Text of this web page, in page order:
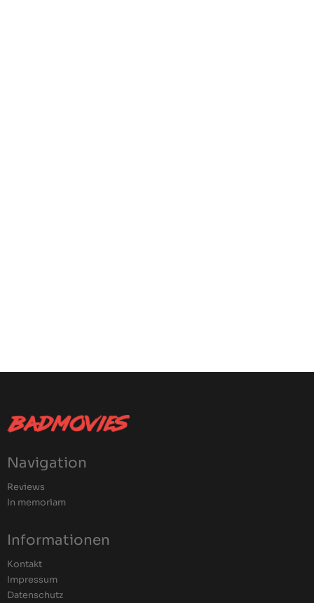
Navigation
Reviews
In memoriam
Informationen
Kontakt
Impressum
Datenschutz